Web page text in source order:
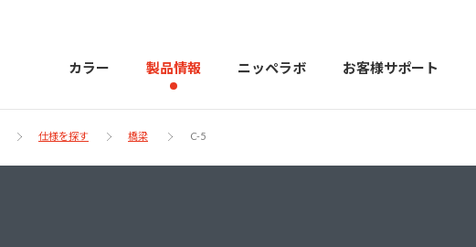
カラー 製品情報 ニッペラボ お客様サポート
仕様を探す 橋梁 C-5